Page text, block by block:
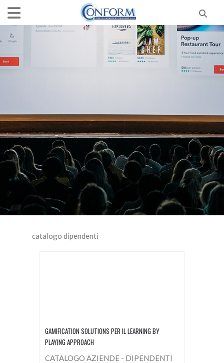
catalogo dipendenti
GAMIFICATION SOLUTIONS PER IL LEARNING BY
PLAYING APPROACH
CATALOGO AZIENDE - DIPENDENTI